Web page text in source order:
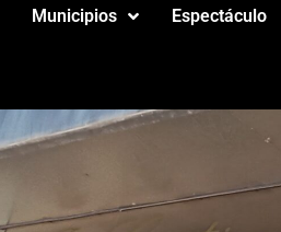
Municipios Espectáculo